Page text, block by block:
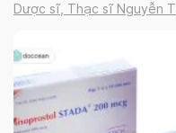
Dược sĩ, Thạc sĩ Nguyễn